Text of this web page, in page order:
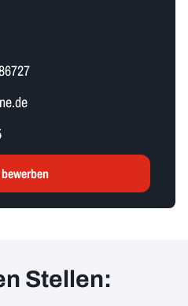
Stellen: